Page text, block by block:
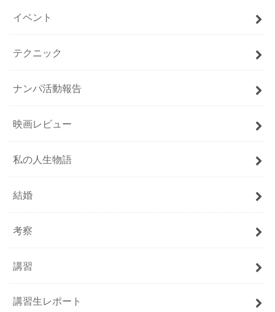
イベント
テクニック
ナンパ活動報告
映画レビュー
私の人生物語
結婚
考察
講習
講習生レポート